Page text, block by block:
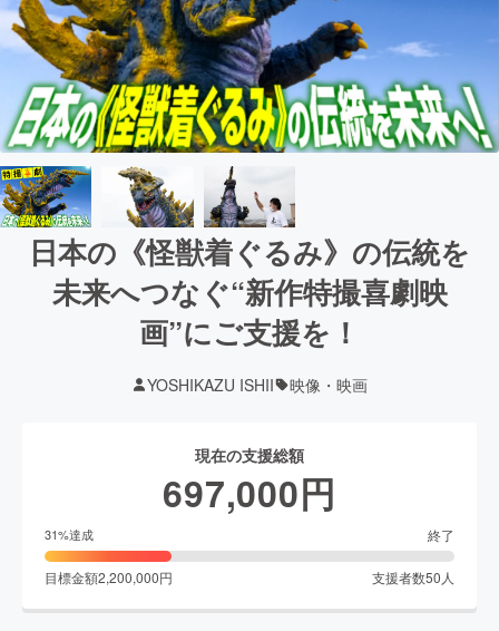
日本の《怪獣着ぐるみ》の伝統を
未来へつなぐ“新作特撮喜劇映
画”にご支援を！
YOSHIKAZU ISHII 映像・映画
現在の支援総額
697,000円
31%達成 終了
目標金額2,200,000円 支援者数50 人